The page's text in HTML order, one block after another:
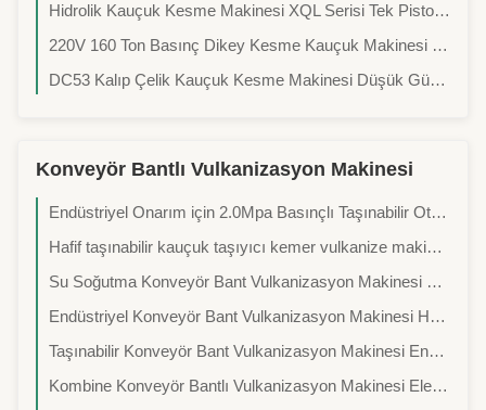
Hidrolik Kauçuk Kesme Makinesi XQL Serisi Tek Pistonlu ve Kauçuk Bale Kesimi için Otomatik Kontrolü
220V 160 Ton Basınç Dikey Kesme Kauçuk Makinesi Doğal Kauçuk Sintetik Kauçuk Kesmek İçin
DC53 Kalıp Çelik Kauçuk Kesme Makinesi Düşük Gürültülü ve Temiz Kesme
Konveyör Bantlı Vulkanizasyon Makinesi
Endüstriyel Onarım için 2.0Mpa Basınçlı Taşınabilir Otomatik Taşıyıcı Kemeri Vulkanlaştırma Makinesi
Hafif taşınabilir kauçuk taşıyıcı kemer vulkanize makinesi 800 mm kemer genişliği 900 mm iplik uzunluğu ve 12 PCS kiriş miktarı ile
Su Soğutma Konveyör Bant Vulkanizasyon Makinesi Otomatik Konveyör Bant Birleştirme Makinesi
Endüstriyel Konveyör Bant Vulkanizasyon Makinesi Hava Soğutmalı Konveyör Bant Sıcak Eklem Makinesi
Taşınabilir Konveyör Bant Vulkanizasyon Makinesi Endüstriyel Konveyör Bant Ekleme Makinesi
Kombine Konveyör Bantlı Vulkanizasyon Makinesi Elektrikli Konveyör Bantlı Sıcak Eklem Makinesi